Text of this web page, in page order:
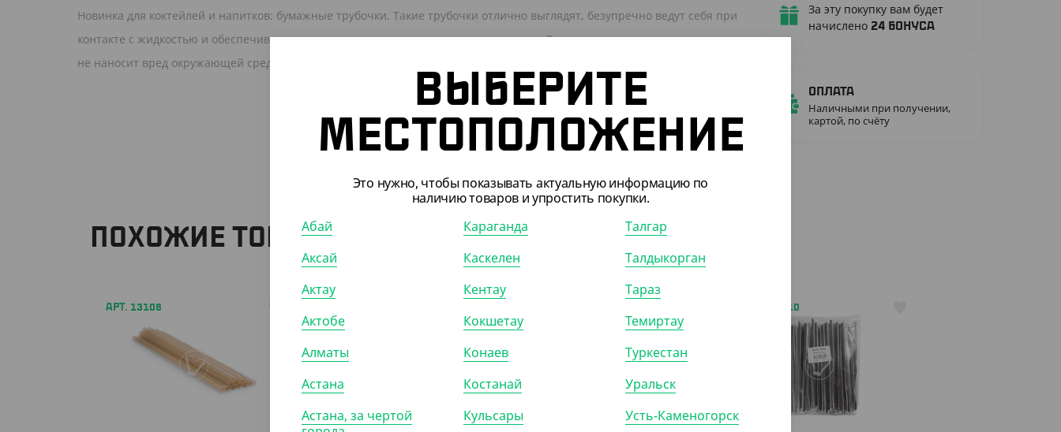
За эту покупку вам будет
начислено 24 бонуса
Оплата
Наличными при получении,
картой, по счёту
Новинка для коктейлей и напитков: бумажные трубочки. Такие трубочки отлично выглядят, безупречно ведут себя при
контакте с жидкостью и обеспечивают приятные тактильные ощущения при питье. Экологичны: легко утилизируется,
не наносит вред окружающей среде.
ПОХОЖИЕ ТОВАРЫ
АРТ. 13108 АРТ. 1303810
ВЫБЕРИТЕ
МЕСТОПОЛОЖЕНИЕ
Это нужно, чтобы показывать актуальную информацию по
наличию товаров и упростить покупки.
Абай
Аксай
Актау
Актобе
Алматы
Астана
Астана, за чертой
Караганда
Каскелен
Кентау
Кокшетау
Конаев
Костанай
Кульсары
Талгар
Талдыкорган
Тараз
Темиртау
Туркестан
Уральск
Усть-Каменогорск